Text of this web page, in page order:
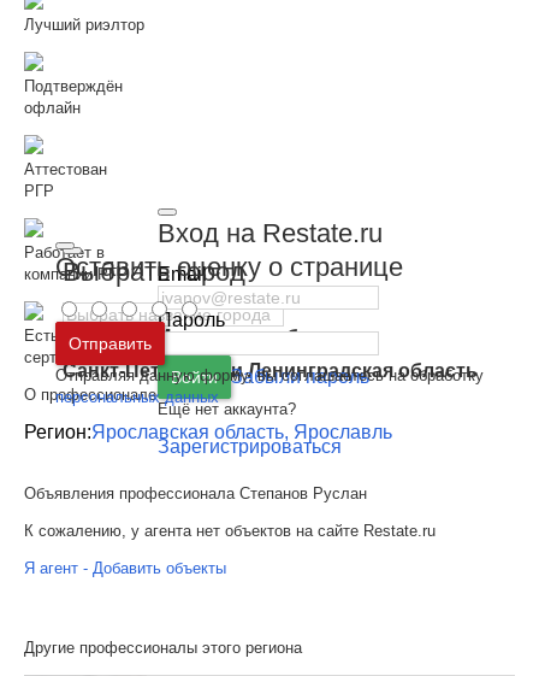
Выбрать город
Москва и
Московская область
Санкт-Петербург иЛенинградская область
Вход на Restate.ru
Email
Пароль
Войти Забыли пароль
Ещё нет аккаунта?
Зарегистрироваться
Лучший риэлтор
Подтверждён
офлайн
Аттестован
РГР
Работает в
компании РГР
Есть
сертификаты
О профессионале
Регион:Ярославская область, Ярославль
Объявления профессионала Степанов Руслан
К сожалению, у агента нет объектов на сайте Restate.ru
Я агент - Добавить объекты
Другие профессионалы этого региона
Оставить оценку о странице
Отправить
Отправляя данную форму, вы соглашаетесь на обработку
персональных данных